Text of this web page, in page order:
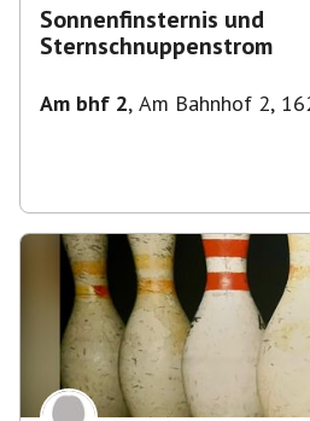
Sonnenfinsternis und
Sternschnuppenstrom
Am bhf 2, Am Bahnhof 2,